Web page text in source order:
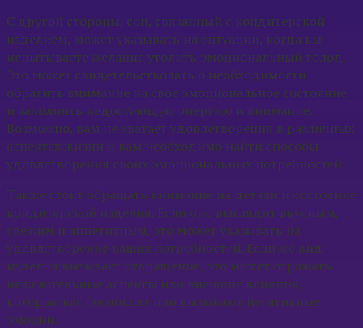
С другой стороны, сон, связанный с кондитерской
изделием, может указывать на ситуации, когда вы
испытываете желание утолить эмоциональный голод.
Это может свидетельствовать о необходимости
обратить внимание на свое эмоциональное состояние
и заполнить недостающую энергию и внимание.
Возможно, вам не хватает удовлетворения в различных
аспектах жизни и вам необходимо найти способы
удовлетворения своих эмоциональных потребностей.
Также стоит обращать внимание на детали и состояние
кондитерской изделия. Если оно выглядит вкусным,
свежим и аппетитным, это может указывать на
удовлетворение ваших потребностей. Если же вид
изделия вызывает отвращение, это может отражать
нежелательные аспекты или внешние влияния,
которые вас беспокоят или вызывают негативные
эмоции.